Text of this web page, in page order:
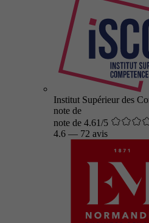
Institut Supérieur des
note de
note de 4.61/5
4.6 — 72 avis